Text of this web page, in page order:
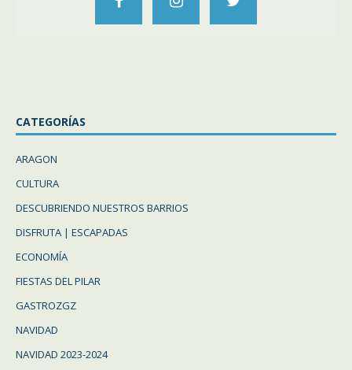
CATEGORÍAS
ARAGON
CULTURA
DESCUBRIENDO NUESTROS BARRIOS
DISFRUTA | ESCAPADAS
ECONOMÍA
FIESTAS DEL PILAR
GASTROZGZ
NAVIDAD
NAVIDAD 2023-2024